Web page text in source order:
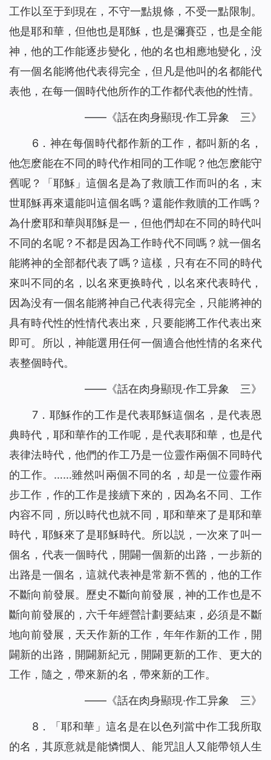
工作以至于到現在，不守一點規條，不受一點限制。
他是耶和華，但他也是耶穌，也是彌賽亞，也是全能
神，他的工作能逐步變化，他的名也相應地變化，没
有一個名能將他代表得完全，但凡是他叫的名都能代
表他，在每一個時代他所作的工作都代表他的性情。
——《話在肉身顯現·作工异象 三》
6．神在每個時代都作新的工作，都叫新的名，
他怎麽能在不同的時代作相同的工作呢？他怎麽能守
舊呢？「耶穌」這個名是為了救贖工作而叫的名，末
世耶穌再來還能叫這個名嗎？還能作救贖的工作嗎？
為什麽耶和華與耶穌是一，但他們却在不同的時代叫
不同的名呢？不都是因為工作時代不同嗎？就一個名
能將神的全部都代表了嗎？這樣，只有在不同的時代
來叫不同的名，以名來更换時代，以名來代表時代，
因為没有一個名能將神自己代表得完全，只能將神的
具有時代性的性情代表出來，只要能將工作代表出來
即可。所以，神能選用任何一個適合他性情的名來代
表整個時代。
——《話在肉身顯現·作工异象 三》
7．耶穌作的工作是代表耶穌這個名，是代表恩
典時代，耶和華作的工作呢，是代表耶和華，也是代
表律法時代，他們的作工乃是一位靈作兩個不同時代
的工作。……雖然叫兩個不同的名，却是一位靈作兩
步工作，作的工作是接續下來的，因為名不同、工作
内容不同，所以時代也就不同，耶和華來了是耶和華
時代，耶穌來了是耶穌時代。所以説，一次來了叫一
個名，代表一個時代，開闢一個新的出路，一步新的
出路是一個名，這就代表神是常新不舊的，他的工作
不斷向前發展。歷史不斷向前發展，神的工作也是不
斷向前發展的，六千年經營計劃要結束，必須是不斷
地向前發展，天天作新的工作，年年作新的工作，開
闢新的出路，開闢新紀元，開闢更新的工作、更大的
工作，隨之，帶來新的名，帶來新的工作。
——《話在肉身顯現·作工异象 三》
8．「耶和華」這名是在以色列當中作工我所取
的名，其原意就是能憐憫人、能咒詛人又能帶領人生